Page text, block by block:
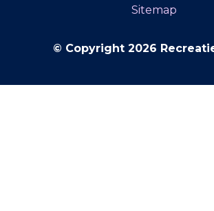
Sitemap
© Copyright 2026